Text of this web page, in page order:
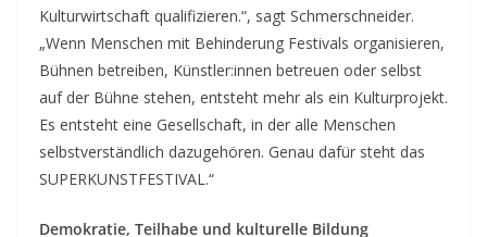
Kulturwirtschaft qualifizieren.“, sagt Schmerschneider.
„Wenn Menschen mit Behinderung Festivals organisieren,
Bühnen betreiben, Künstler:innen betreuen oder selbst
auf der Bühne stehen, entsteht mehr als ein Kulturprojekt.
Es entsteht eine Gesellschaft, in der alle Menschen
selbstverständlich dazugehören. Genau dafür steht das
SUPERKUNSTFESTIVAL.“
Demokratie, Teilhabe und kulturelle Bildung